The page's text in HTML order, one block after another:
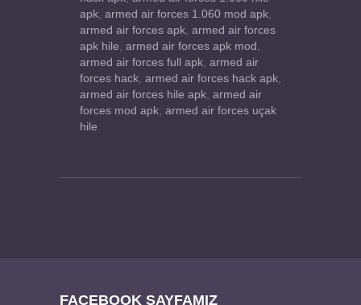
apk armed air forces 1.060 mod apk
armed air forces apk armed air forces
apk hile armed air forces apk mod
armed air forces full apk armed air
forces hack armed air forces hack apk
armed air forces hile apk armed air
forces mod apk armed air forces uçak
hile
FACEBOOK SAYFAMIZ